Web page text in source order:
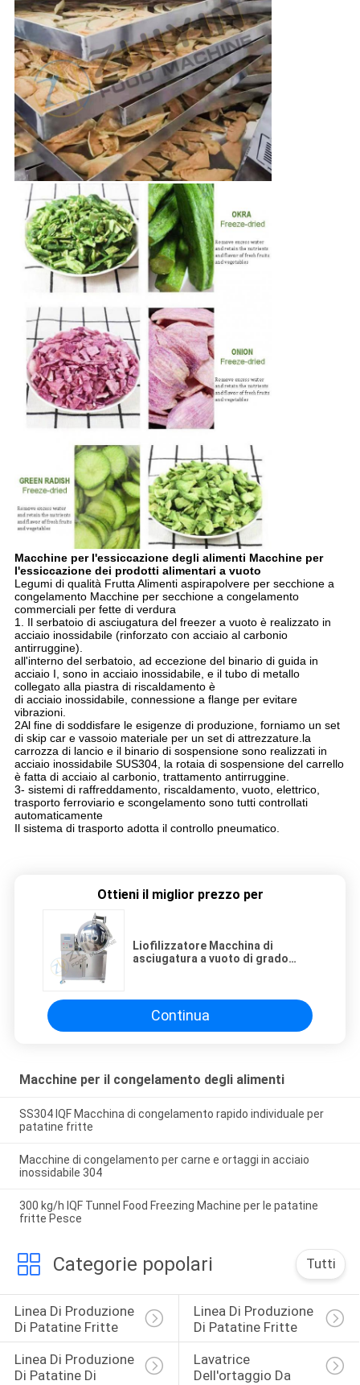
Macchine per l'essiccazione degli alimenti Macchine per
l'essiccazione dei prodotti alimentari a vuoto
Legumi di qualità Frutta Alimenti aspirapolvere per secchione a
congelamento Macchine per secchione a congelamento
commerciali per fette di verdura
1. Il serbatoio di asciugatura del freezer a vuoto è realizzato in
acciaio inossidabile (rinforzato con acciaio al carbonio
antirruggine).
all'interno del serbatoio, ad eccezione del binario di guida in
acciaio I, sono in acciaio inossidabile, e il tubo di metallo
collegato alla piastra di riscaldamento è
di acciaio inossidabile, connessione a flange per evitare
vibrazioni.
2Al fine di soddisfare le esigenze di produzione, forniamo un set
di skip car e vassoio materiale per un set di attrezzature.la
carrozza di lancio e il binario di sospensione sono realizzati in
acciaio inossidabile SUS304, la rotaia di sospensione del carrello
è fatta di acciaio al carbonio, trattamento antirruggine.
3- sistemi di raffreddamento, riscaldamento, vuoto, elettrico,
trasporto ferroviario e scongelamento sono tutti controllati
automaticamente
Il sistema di trasporto adotta il controllo pneumatico.
Ottieni il miglior prezzo per
Liofilizzatore Macchina di
asciugatura a vuoto di grado
Continua
Macchine per il congelamento degli alimenti
SS304 IQF Macchina di congelamento rapido individuale per
patatine fritte
Macchine di congelamento per carne e ortaggi in acciaio
inossidabile 304
300 kg/h IQF Tunnel Food Freezing Machine per le patatine
fritte Pesce
Categorie popolari Tutti
Linea Di Produzione
Di Patatine Fritte
Linea Di Produzione
Di Patatine Fritte
Linea Di Produzione
Di Patatine Di
Lavatrice
Dell'ortaggio Da